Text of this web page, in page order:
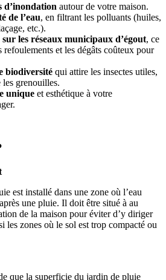
d’inondation autour de votre maison.
de l’eau, en filtrant les polluants (huiles,
etc.).
les réseaux municipaux d’égout, ce
et les dégâts coûteux pour
biodiversité qui attire les insectes utiles,
les grenouilles.
unique et esthétique à votre
est installé dans une zone où l’eau
une pluie. Il doit être situé à au
de la maison pour éviter d’y diriger
les zones où le sol est trop compacté ou
que la superficie du jardin de pluie